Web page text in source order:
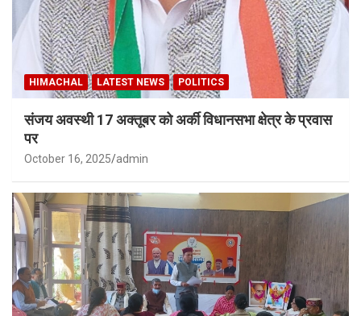
HIMACHAL LATEST NEWS POLITICS
संजय अवस्थी 17 अक्तूबर को अर्की विधानसभा क्षेत्र के प्रवास
पर
October 16, 2025 admin